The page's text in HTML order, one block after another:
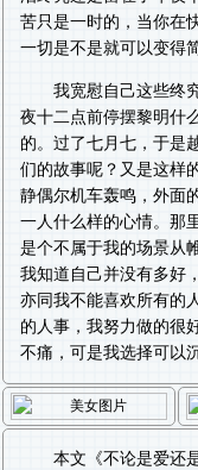
苦只是一时的，当你在
一切是不是就可以变得
我宽慰自己这些终
夜十二点前停摆黎明什
的。过了七月七，于是
们的故事呢？又是这样
静偶尔机车轰鸣，外面
一人什么样的心情。那
是个不属于我的场景从
我知道自己并没有多好
亦同我不能喜欢所有的
的人事，我努力做的很
不痛，可是我选择可以
本文《不论是爱还